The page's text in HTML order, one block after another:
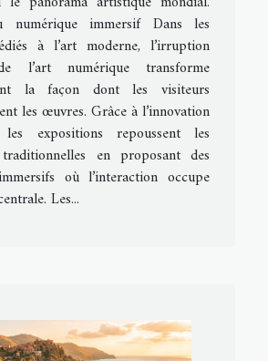
numérique immersif Dans les
à l’art moderne, l’irruption
l’art numérique transforme
la façon dont les visiteurs
les œuvres. Grâce à l’innovation
les expositions repoussent les
en proposant des
où l’interaction occupe
Les...